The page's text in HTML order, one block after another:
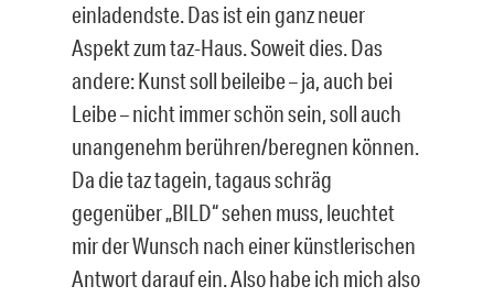
einladendste. Das ist ein ganz neuer
Aspekt zum taz-Haus. Soweit dies. Das
andere: Kunst soll beileibe – ja, auch bei
Leibe – nicht immer schön sein, soll auch
unangenehm berühren/beregnen können.
Da die taz tagein, tagaus schräg
gegenüber „BILD“ sehen muss, leuchtet
mir der Wunsch nach einer künstlerischen
Antwort darauf ein. Also habe ich mich also